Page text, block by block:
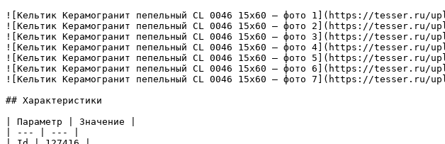
![Кельтик Керамогранит пепельный CL 0046 15х60 — фото 1](https://tesser.ru/
![Кельтик Керамогранит пепельный CL 0046 15х60 — фото 2](https://
![Кельтик Керамогранит пепельный CL 0046 15х60 — фото 3](https://tesser.ru/
![Кельтик Керамогранит пепельный CL 0046 15х60 — фото 4](https://tesser.ru/
![Кельтик Керамогранит пепельный CL 0046 15х60 — фото 5](https://tesser.ru/
![Кельтик Керамогранит пепельный CL 0046 15х60 — фото 6](https://tesser.ru/
![Кельтик Керамогранит пепельный CL 0046 15х60 — фото 7](https://tesser.ru/
## Характеристики
| Параметр | Значение |
| --- | --- |